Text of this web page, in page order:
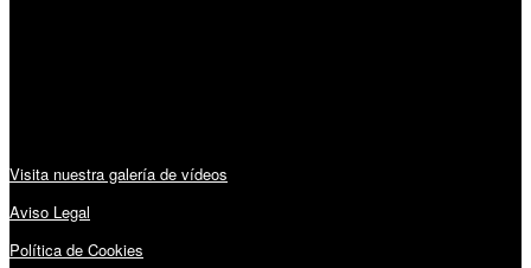
Visita nuestra galería de vídeos
Aviso Legal
Política de Cookies